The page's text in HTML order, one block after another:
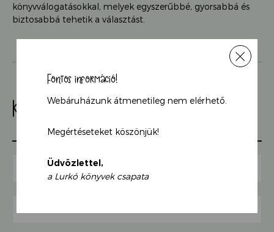
Fontos információ!
Webáruházunk átmenetileg nem elérhető.
Megértéseteket köszönjük!
Üdvözlettel,
a Lurkó könyvek csapata
könyvválogatásokkal, melyek egyszerűbbé, gyorsabbá és
biztosabbá tehetik a választást.
Kérdezz tőlünk